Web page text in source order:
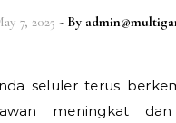
7, 2025 - By
meningkat